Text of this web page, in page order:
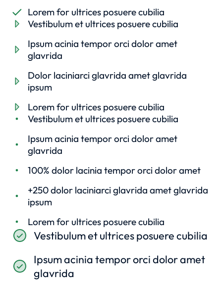
Lorem for ultrices posuere cubilia
Vestibulum et ultrices posuere cubilia
Ipsum acinia tempor orci dolor amet
glavrida
Dolor laciniarci glavrida amet glavrida
ipsum
Lorem for ultrices posuere cubilia
Vestibulum et ultrices posuere cubilia
Ipsum acinia tempor orci dolor amet
glavrida
100% dolor lacinia tempor orci dolor amet
+250 dolor laciniarci glavrida amet glavrida
ipsum
Lorem for ultrices posuere cubilia
Vestibulum et ultrices posuere cubilia
Ipsum acinia tempor orci dolor amet
glavrida